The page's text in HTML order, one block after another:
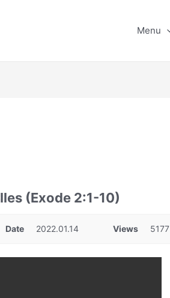
Menu
(Exode 2:1-10)
Date 2022.01.14 Views 5177